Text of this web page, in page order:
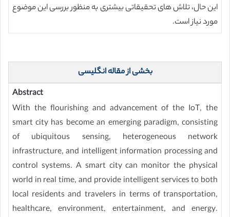
این حال، تلاش های تحقیقاتی بیشتری به منظور بررسی این موضوع
مورد نیاز است.
بخشی از مقاله انگلیسی
Abstract
With the flourishing and advancement of the IoT, the
smart city has become an emerging paradigm, consisting
of ubiquitous sensing, heterogeneous network
infrastructure, and intelligent information processing and
control systems. A smart city can monitor the physical
world in real time, and provide intelligent services to both
local residents and travelers in terms of transportation,
healthcare, environment, entertainment, and energy.